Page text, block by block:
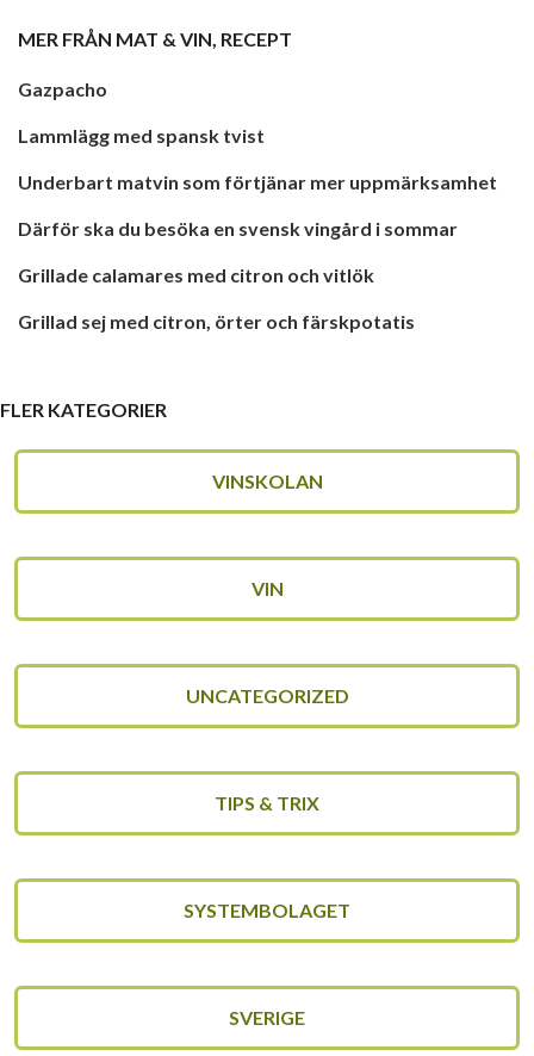
MER FRÅN MAT & VIN RECEPT
Gazpacho
Lammlägg med spansk tvist
Underbart matvin som förtjänar mer uppmärksamhet
Därför ska du besöka en svensk vingård i sommar
Grillade calamares med citron och vitlök
Grillad sej med citron, örter och färskpotatis
FLER KATEGORIER
VINSKOLAN
VIN
UNCATEGORIZED
TIPS & TRIX
SYSTEMBOLAGET
SVERIGE